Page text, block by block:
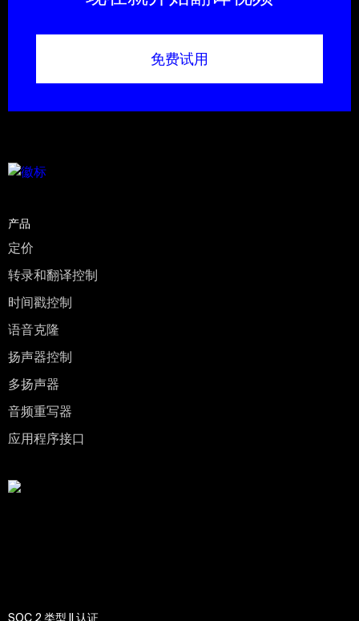
免费试用
产品
定价
转录和翻译控制
时间戳控制
语音克隆
扬声器控制
多扬声器
音频重写器
应用程序接口
SOC 2 类型 II 认证